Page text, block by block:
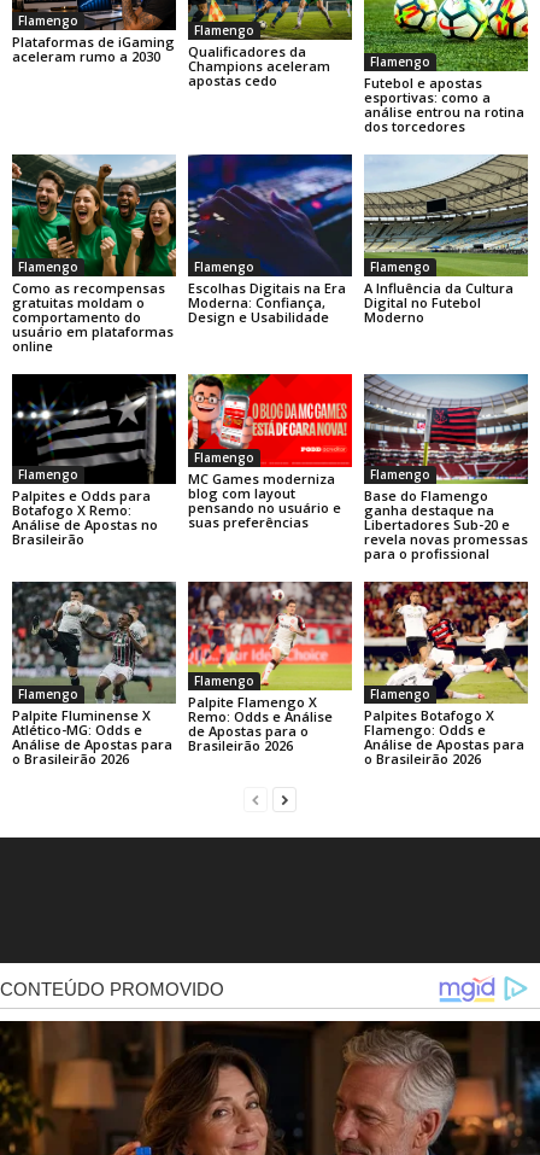
Flamengo
Plataformas de iGaming
aceleram rumo a 2030
Flamengo
Qualificadores da
Champions aceleram
apostas cedo
Flamengo
Futebol e apostas
esportivas: como a
análise entrou na rotina
dos torcedores
Flamengo
Como as recompensas
gratuitas moldam o
comportamento do
usuário em plataformas
online
Flamengo
Escolhas Digitais na Era
Moderna: Confiança,
Design e Usabilidade
Flamengo
A Influência da Cultura
Digital no Futebol
Moderno
Flamengo
Palpites e Odds para
Botafogo X Remo:
Análise de Apostas no
Brasileirão
Flamengo
MC Games moderniza
blog com layout
pensando no usuário e
suas preferências
Flamengo
Base do Flamengo
ganha destaque na
Libertadores Sub-20 e
revela novas promessas
para o profissional
Flamengo
Palpite Fluminense X
Atlético-MG: Odds e
Análise de Apostas para
o Brasileirão 2026
Flamengo
Palpite Flamengo X
Remo: Odds e Análise
de Apostas para o
Brasileirão 2026
Flamengo
Palpites Botafogo X
Flamengo: Odds e
Análise de Apostas para
o Brasileirão 2026